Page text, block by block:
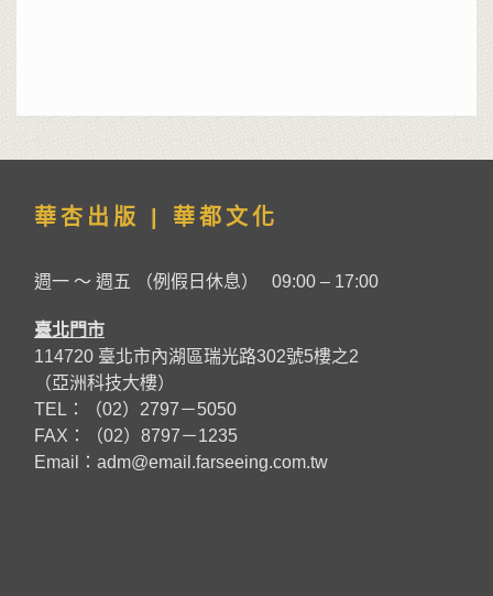
華杏出版 | 華都文化
週一 ～ 週五 （例假日休息） 09:00 – 17:00
臺北門市
114720 臺北市內湖區瑞光路302號5樓之2
（亞洲科技大樓）
TEL：（02）2797－5050
FAX：（02）8797－1235
Email： adm@email.farseeing.com.tw